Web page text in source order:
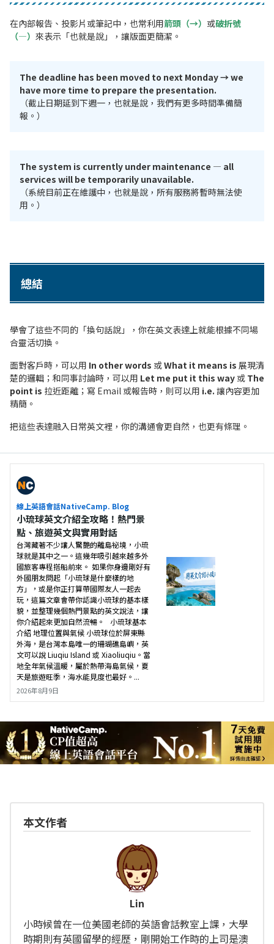
在內部報告、投影片或筆記中，也常利用箭頭（→） 或破折號
（—） 來表示「也就是說」，讓版面更簡潔。
The deadline has been moved to next Monday → we
have more time to prepare the presentation.
（截止日期延到下週一，也就是說，我們有更多時間準備簡
報。）
The system is currently under maintenance — all
services will be temporarily unavailable.
（系統目前正在維護中，也就是說，所有服務將暫時無法使
用。）
總結
學會了這些不同的「換句話說」，你在英文表達上就能根據不同場
合靈活切換。
面對客戶時，可以用 In other words 或What it means is 展現清
楚的邏輯；和同事討論時，可以用 Let me put it this way 或 The
point is 拉近距離；寫 Email 或報告時，則可以用 i.e. 讓內容更加
精簡。
把這些表達融入日常英文裡，你的溝通會更自然，也更有條理。
線上英語會話NativeCamp. Blog
小琉球英文介紹全攻略！熱門景
點、旅遊英文與實用對話
台灣藏著不少讓人驚艷的離島祕境，小琉
球就是其中之一。這幾年吸引越來越多外
國旅客專程搭船前來。 如果你身邊剛好有
外國朋友問起「小琉球是什麼樣的地
方」，或是你正打算帶國際友人一起去
玩，這篇文章會帶你認識小琉球的基本樣
貌，並整理幾個熱門景點的英文說法，讓
你介紹起來更加自然流暢。 小琉球基本
介紹 地理位置與氣候 小琉球位於屏東縣
外海，是台灣本島唯一的珊瑚礁島嶼，英
文可以說 Liuqiu Island 或 Xiaoliuqiu。當
地全年氣候溫暖，屬於熱帶海島氣候，夏
天是旅遊旺季，海水能見度也最好。...
2026年8月9日
本文作者
Lin
小時候曾在一位美國老師的英語會話教室上課，大學
時期則有英國留學的經歷，剛開始工作時的上司是澳